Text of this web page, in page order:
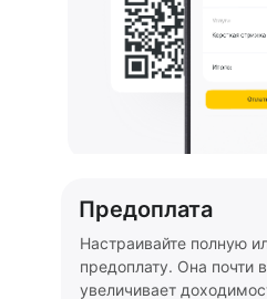
Предоплата
Настраивайте полную
предоплату. Она почти
увеличивает